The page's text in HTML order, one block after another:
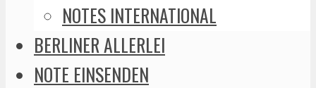
NOTES INTERNATIONAL
BERLINER ALLERLEI
NOTE EINSENDEN